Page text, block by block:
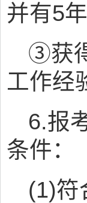
并有5
③获
工作经
6.报
条件：
(1)符